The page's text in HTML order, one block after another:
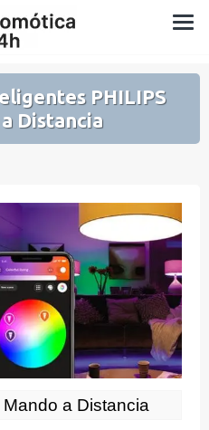
Casa y Jardín
PHILIPS
Distancia
a Distancia